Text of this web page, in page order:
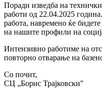
Поради изведба на
работи од 22.04.2025
работа, навремено ќе
на нашите профили на
Интензивно работиме на
повторно отварање на
Со почит,
СЦ „Борис Трајковски"